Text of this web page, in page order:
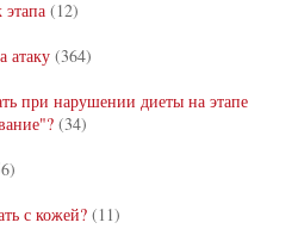
(12)
атаку (364)
при нарушении диеты на этапе
(34)
с кожей? (11)